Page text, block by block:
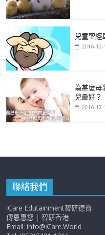
兒童聖經
2016-12-
為甚麼母
兒最好？
2016-12-
聯絡我們
iCare Edutainment智研德育
傳恩惠您 | 智研香港
Email: info@iCare.World